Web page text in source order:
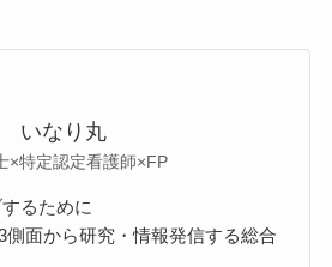
いなり丸
×特定認定看護師×FP
るために
面から研究・情報発信する総合